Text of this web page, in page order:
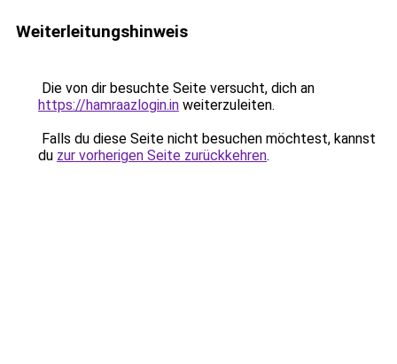
Weiterleitungshinweis
Die von dir besuchte Seite versucht, dich an
https://hamraazlogin.in weiterzuleiten.
Falls du diese Seite nicht besuchen möchtest, kannst
du zur vorherigen Seite zurückkehren.